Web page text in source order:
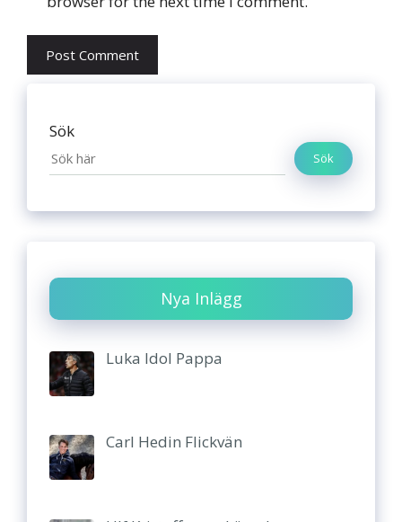
Sök
Sök
Nya Inlägg
Luka Idol Pappa
Carl Hedin Flickvän